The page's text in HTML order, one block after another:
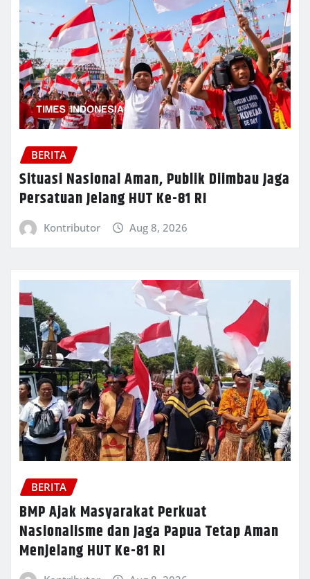
BERITA
Situasi Nasional Aman, Publik Diimbau Jaga
Persatuan Jelang HUT Ke-81 RI
Kontributor Aug 8, 2026
BERITA
BMP Ajak Masyarakat Perkuat
Nasionalisme dan Jaga Papua Tetap Aman
Menjelang HUT Ke-81 RI